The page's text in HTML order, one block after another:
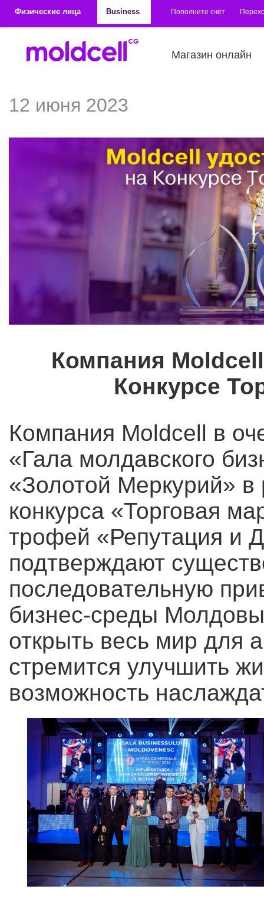
Физические лица
Business Пополните счёт
Магазин онлайн
12 июня 2023
Компания
Конкурсе
Компания Moldcell в
«Гала молдавского
«Золотой Меркурий»
конкурса «Торговая
трофей «Репутация и
подтверждают
последовательную
бизнес-среды
открыть весь мир для
стремится улучшить
возможность